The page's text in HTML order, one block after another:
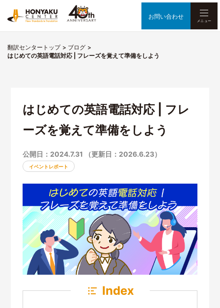
メニュー
お問い合わせ
翻訳センタートップ
ブログ
はじめての英語電話対応 | フレーズを覚えて準備をしよう
はじめての英語電話対応 | フレ
ーズを覚えて準備をしよう
公開日：2024.7.31 （更新日：2026.6.23）
イベントレポート
Index